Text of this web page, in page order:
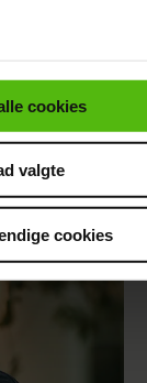
cookies
valgte
cookies